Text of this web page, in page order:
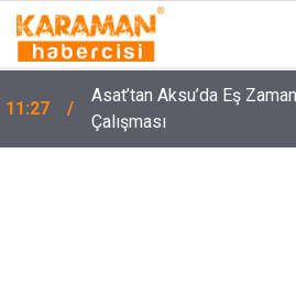
11:27
Asat’tan Aksu’da Eş
Çalışması